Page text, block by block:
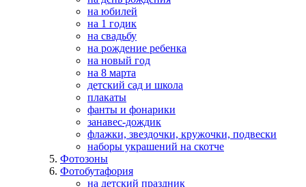
на юбилей
на 1 годик
на свадьбу
на рождение ребенка
на новый год
на 8 марта
детский сад и школа
плакаты
фанты и фонарики
занавес-дождик
флажки, звездочки, кружочки, подвески
наборы украшений на скотче
Фотозоны
Фотобутафория
на детский праздник